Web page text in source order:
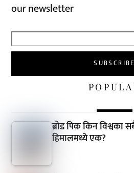
our newsletter
ब्रोड पिक किन विश्वका
हिमालमध्ये एक?